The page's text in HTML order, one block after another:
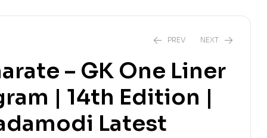
PREV
1,180.00
₹710.00
NEXT
₹180.00
₹ 153.00
– GK One Liner
| 14th Edition |
Latest